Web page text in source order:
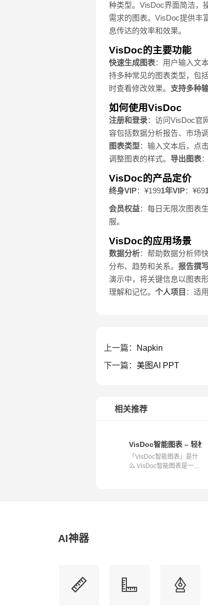
种类型。VisDoc界面简洁，
需求的图表。VisDoc提供丰
息传达的效率和效果。
VisDoc的主要功能
快速生成图表：用户输入文
持多种常见的图表类型，包
时查看修改效果。 支持多种
如何使用VisDoc
注册和登录：访问VisDoc官
容包括数据分析报告、市场
图表类型：输入文本后，点
调整图表的样式。 导出图表
VisDoc的产品定价
终身VIP：¥1991年VIP：¥69
会员权益：每日无限次图表
服。
VisDoc的应用场景
数据分析：帮助数据分析师
分布、趋势和关系。 报告撰
演示中，将关键信息以图表
理解和记忆。 个人项目 ：适
上一篇：
Napkin
下一篇： 美图AI PPT
相关推荐
VisDoc智能图表 – 轻松
「VisDoc智能图表」是什
么 VisDoc智能图表是一款
AI神器